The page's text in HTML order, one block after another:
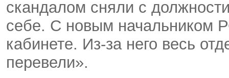
скандалом сняли с
себе. С новым начальником
кабинете. Из-за него весь
перевели».